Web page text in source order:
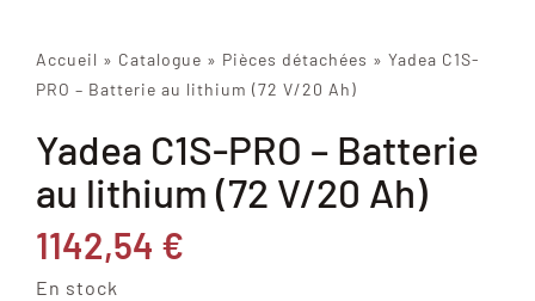
Accueil » Catalogue » Pièces détachées » Yadea C1S-
PRO – Batterie au lithium (72 V/20 Ah)
Yadea C1S-PRO – Batterie
au lithium (72 V/20 Ah)
1142,54 €
En stock